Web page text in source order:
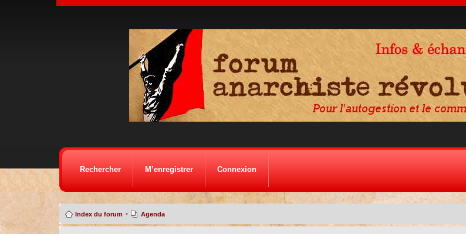
Rechercher M’enregistrer Connexion
Index du forum • Agenda